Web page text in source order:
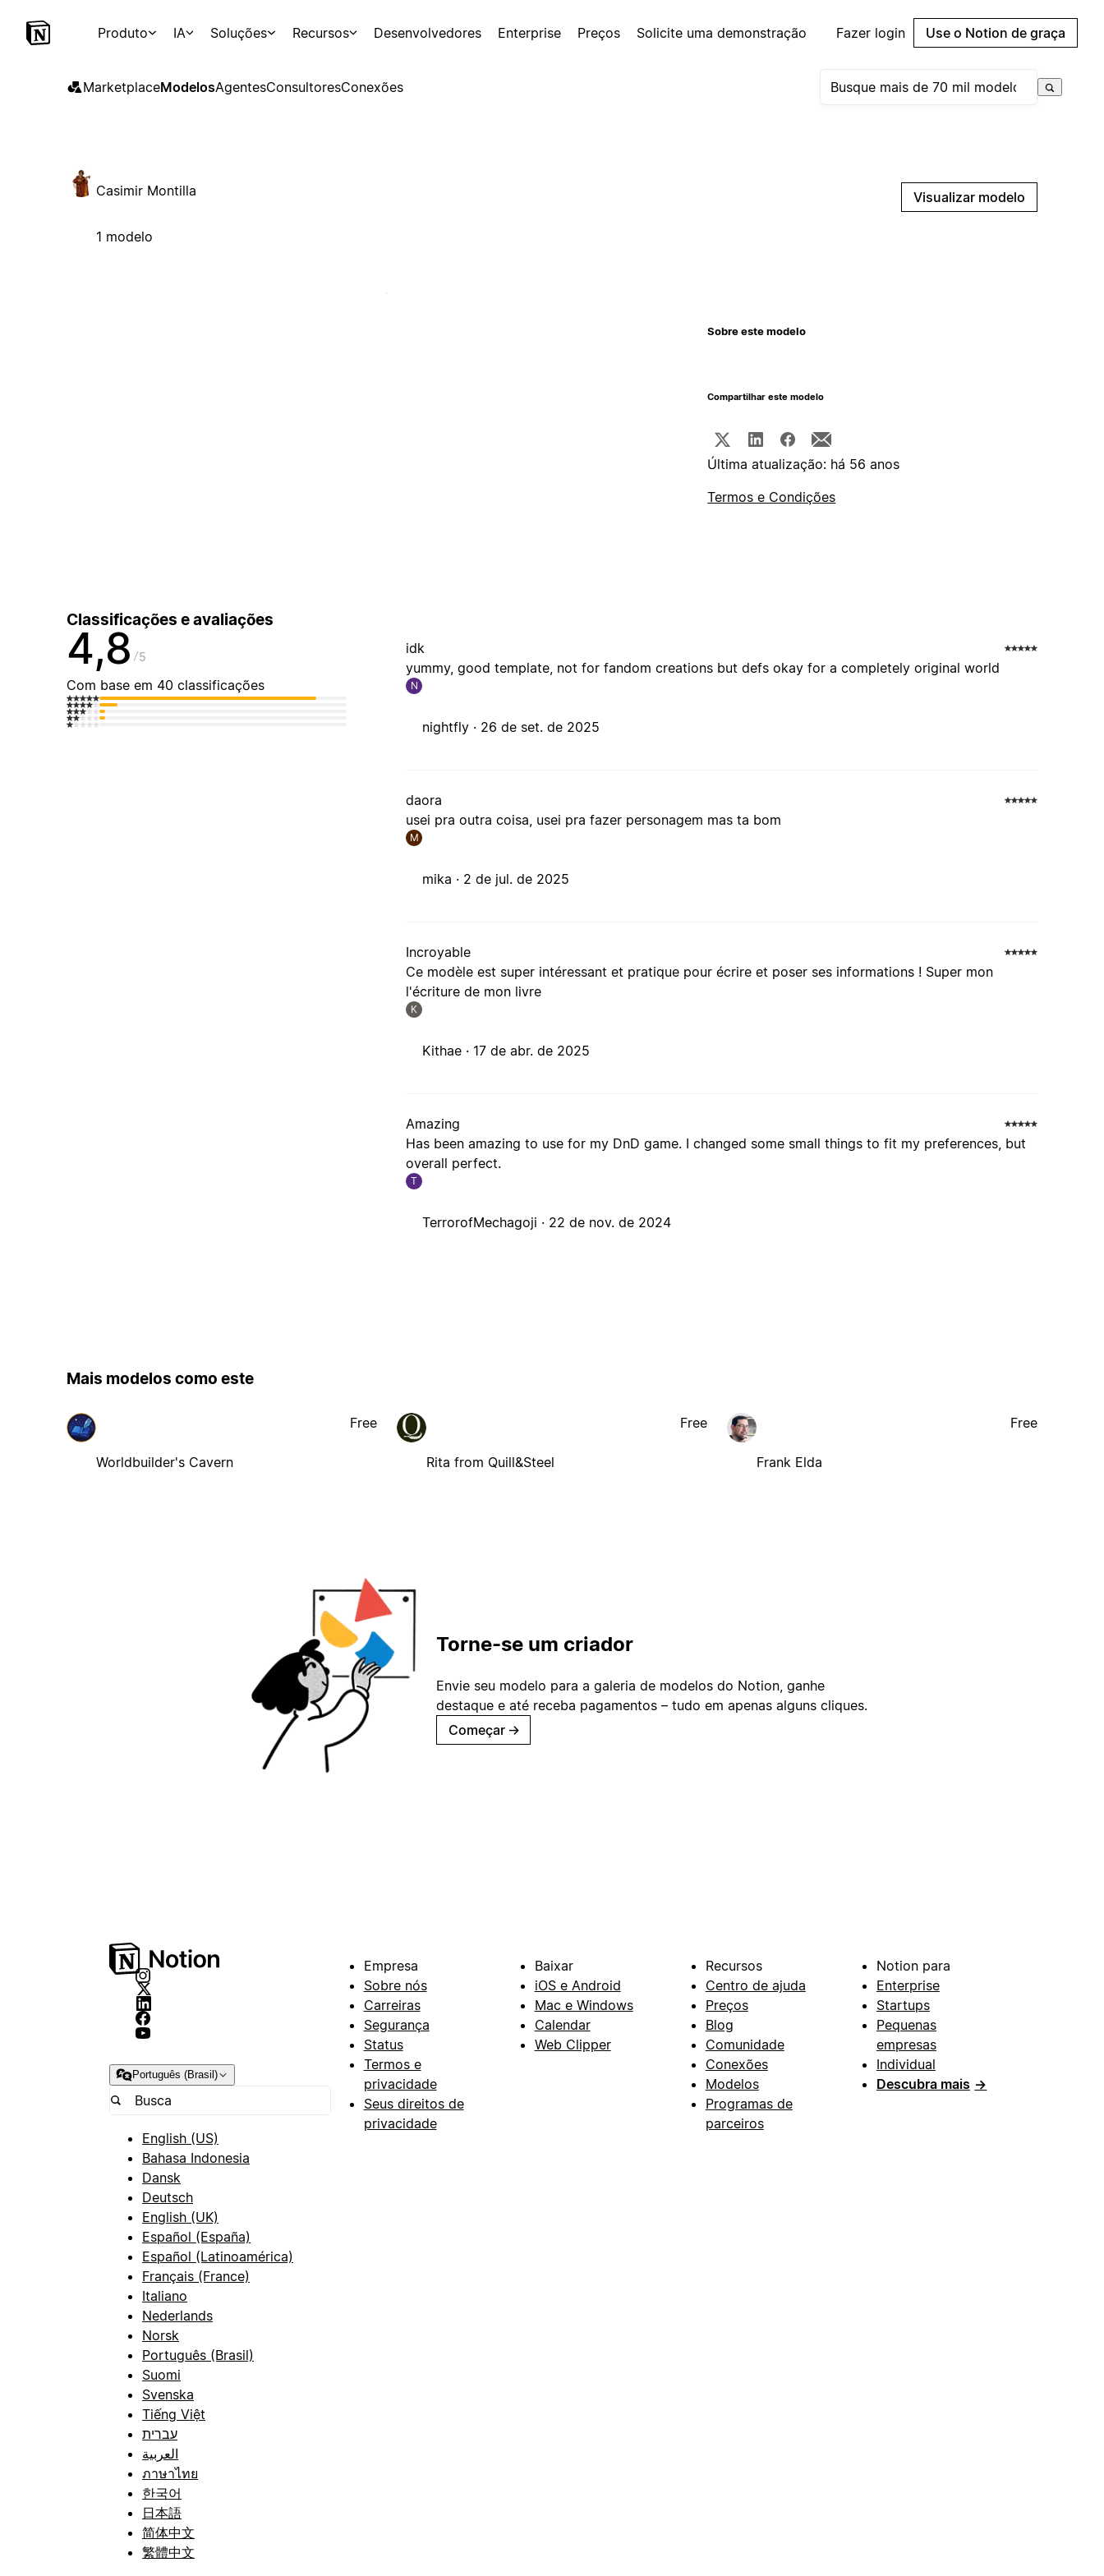
Produto IA Soluções Recursos Desenvolvedores Enterprise Preços Solicite uma demonstração Fazer login Use o Notion de graça
MarketplaceModelosAgentesConsultoresConexões
Casimir Montilla
1 modelo
Visualizar modelo
Sobre este modelo
Compartilhar este modelo
Última atualização: há 56 anos
Termos e Condições
Classificações e avaliações
4,8 5
Com base em 40 classificações
idk
yummy, good template, not for fandom creations but defs okay for a completely original world
N
nightfly · 26 de set. de 2025
daora
usei pra outra coisa, usei pra fazer personagem mas ta bom
M
mika · 2 de jul. de 2025
Incroyable
Ce modèle est super intéressant et pratique pour écrire et poser ses informations ! Super mon
l'écriture de mon livre
K
Kithae · 17 de abr. de 2025
Amazing
Has been amazing to use for my DnD game. I changed some small things to fit my preferences, but
overall perfect.
T
TerrorofMechagoji · 22 de nov. de 2024
Mais modelos como este
Worldbuilder's Cavern
Free
Rita from Quill&Steel
Free
Frank Elda
Free
Torne-se um criador
Envie seu modelo para a galeria de modelos do Notion, ganhe
destaque e até receba pagamentos – tudo em apenas alguns cliques.
Começar →
Português (Brasil)
English (US)
Bahasa Indonesia
Dansk
Deutsch
English (UK)
Español (España)
Español (Latinoamérica)
Français (France)
Italiano
Nederlands
Norsk
Português (Brasil)
Suomi
Svenska
Tiếng Việt
עברית
العربية
ภาษาไทย
한국어
日本語
简体中文
繁體中文
Empresa
Sobre nós
Carreiras
Segurança
Status
Termos e
privacidade
Seus direitos de
privacidade
Baixar
iOS e Android
Mac e Windows
Calendar
Web Clipper
Recursos
Centro de ajuda
Preços
Blog
Comunidade
Conexões
Modelos
Programas de
parceiros
Notion para
Enterprise
Startups
Pequenas
empresas
Individual
Descubra mais →